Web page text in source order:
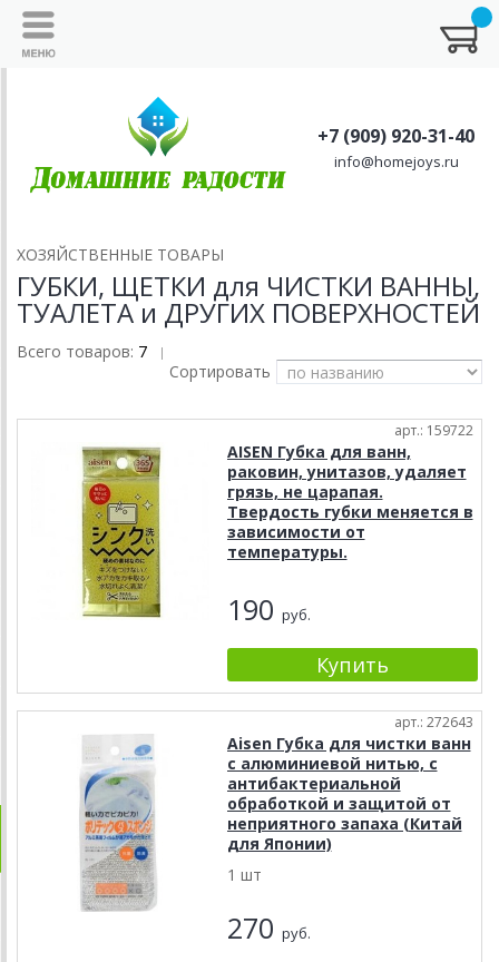
+7 (909) 920-31-40
info@homejoys.ru
ХОЗЯЙСТВЕННЫЕ ТОВАРЫ
ГУБКИ, ЩЕТКИ для ЧИСТКИ ВАННЫ,
ТУАЛЕТА и ДРУГИХ ПОВЕРХНОСТЕЙ
Всего товаров: 7 |
Сортировать
арт.: 159722
AISEN Губка для ванн,
раковин, унитазов, удаляет
грязь, не царапая.
Твердость губки меняется в
зависимости от
температуры.
190 руб.
арт.: 272643
Aisen Губка для чистки ванн
с алюминиевой нитью, с
антибактериальной
обработкой и защитой от
неприятного запаха (Китай
для Японии)
1 шт
270 руб.